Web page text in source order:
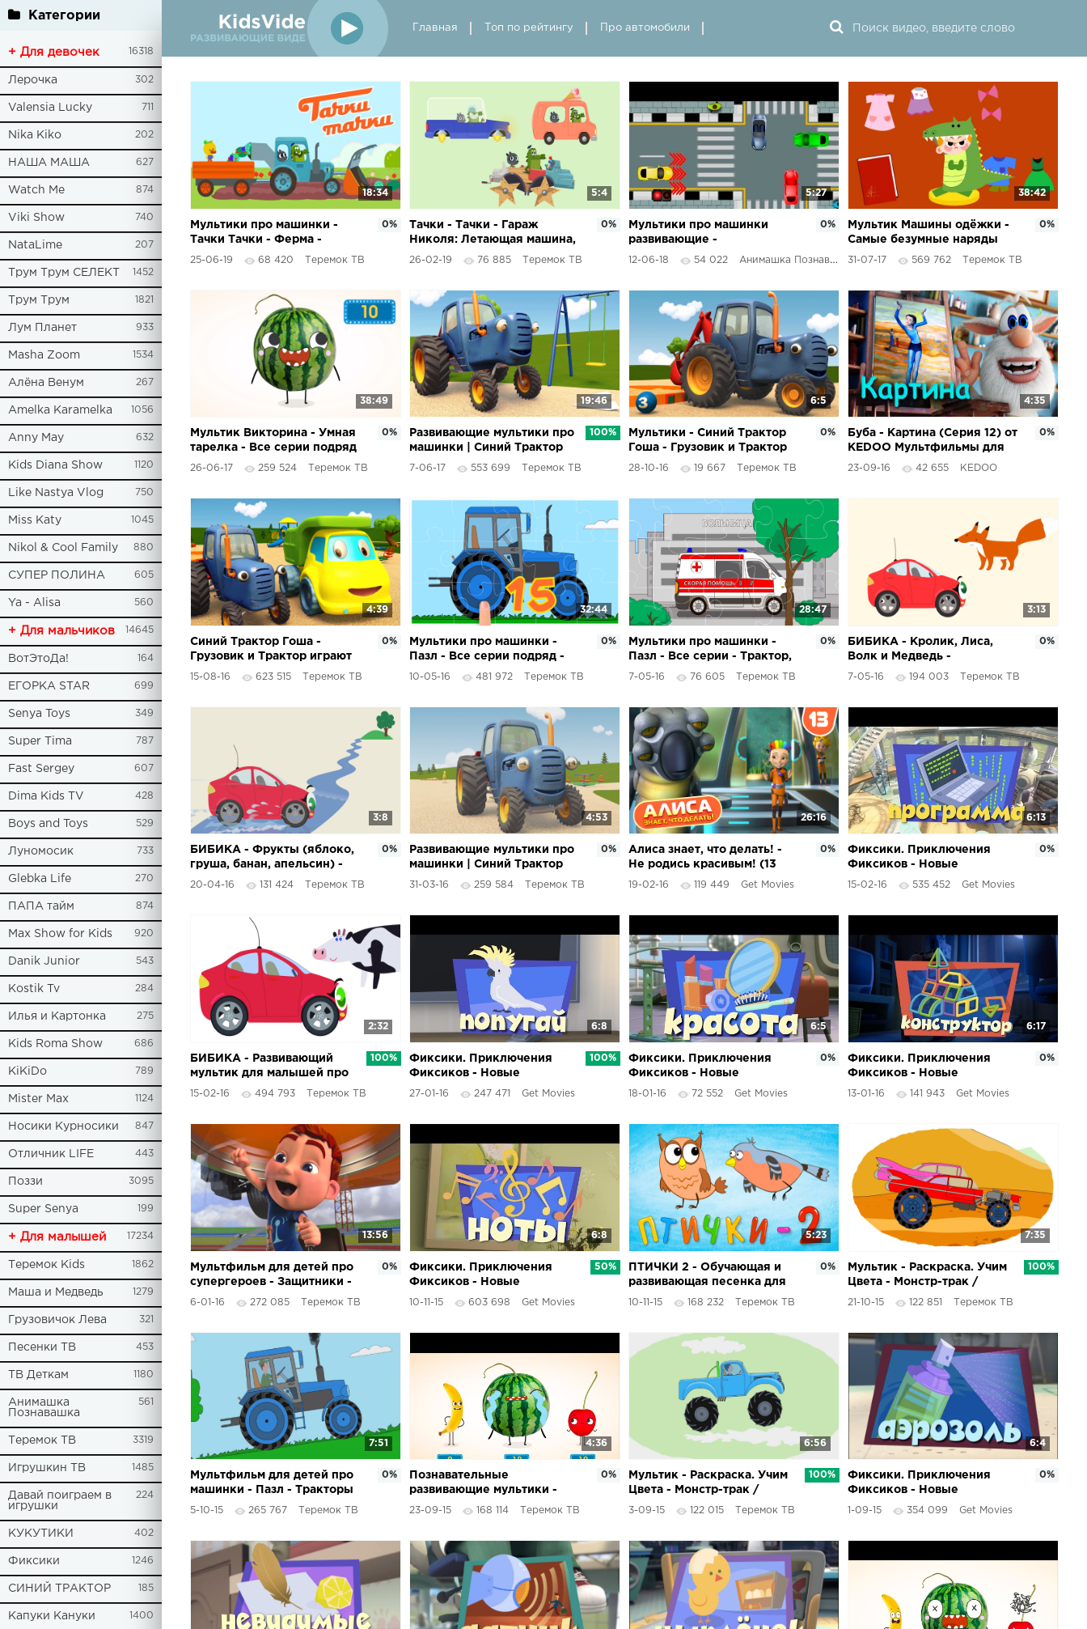
Категории
+ Для девочек 16318
Лерочка 302
Valensia Lucky 711
Nika Kiko 202
НАША МАША 627
Watch Me 874
Viki Show 740
NataLime 207
Трум Трум СЕЛЕКТ 1452
Трум Трум 1821
Лум Планет 933
Masha Zoom 1534
Алёна Венум 267
Amelka Karamelka 1056
Anny May 632
Kids Diana Show 1120
Like Nastya Vlog 750
Miss Katy 1045
Nikol & Cool Family 880
СУПЕР ПОЛИНА 605
Ya - Alisa 560
+ Для мальчиков 14645
ВотЭтоДа! 164
ЕГОРКА STAR 699
Senya Toys 349
Super Tima 787
Fast Sergey 607
Dima Kids TV 428
Boys and Toys 529
Луномосик 733
Glebka Life 270
ПАПА тайм 874
Max Show for Kids 920
Danik Junior 543
Kostik Tv 284
Илья и Картонка 275
Kids Roma Show 686
KiKiDo 789
Mister Max 1124
Носики Курносики 847
Отличник LIFE 443
Поззи 3095
Super Senya 199
+ Для малышей 17234
Теремок Kids 1862
Маша и Медведь 1279
Грузовичок Лева 321
Песенки ТВ 453
ТВ Деткам 1180
Анимашка
Познавашка
561
Теремок ТВ 3319
Игрушкин ТВ 1485
Давай поиграем в
игрушки
224
КУКУТИКИ 402
Фиксики 1246
СИНИЙ ТРАКТОР 185
Капуки Кануки 1400
Главная Топ по рейтингу Про автомобили
18:34
Мультики про машинки -
Тачки Тачки - Ферма -
Летняя серия!
25-06-19 68 420 Теремок ТВ
0%
5:4
Тачки - Тачки - Гараж
Николя: Летающая машина,
Фургон мороженщика,
26-02-19 76 885 Теремок ТВ
0%
5:27
Мультики про машинки
развивающие -
Пешеходный переход!
12-06-18 54 022 Анимашка Познавашка
0%
38:42
Мультик Машины одёжки -
Самые безумные наряды
Лизы! Сборник
31-07-17 569 762 Теремок ТВ
0%
38:49
Мультик Викторина - Умная
тарелка - Все серии подряд
- Развивающие, обучающие
26-06-17 259 524 Теремок ТВ
0%
19:46
Развивающие мультики про
машинки | Синий Трактор
Гоша - Все серии - Учимся
7-06-17 553 699 Теремок ТВ
100%
6:5
Мультики - Синий Трактор
Гоша - Грузовик и Трактор
играют с шариками и учатся
28-10-16 19 667 Теремок ТВ
0%
4:35
Буба - Картина (Серия 12) от
KEDOO Мультфильмы для
детей
23-09-16 42 655 KEDOO
0%
4:39
Синий Трактор Гоша -
Грузовик и Трактор играют
в прятки и собирают
15-08-16 623 515 Теремок ТВ
0%
32:44
Мультики про машинки -
Пазл - Все серии подряд -
Тракторы, Прицепы,
10-05-16 481 972 Теремок ТВ
0%
28:47
Мультики про машинки -
Пазл - Все серии - Трактор,
Пожарная машина,
7-05-16 76 605 Теремок ТВ
0%
3:13
БИБИКА - Кролик, Лиса,
Волк и Медведь -
Развивающий мультик для
7-05-16 194 003 Теремок ТВ
0%
3:8
БИБИКА - Фрукты (яблоко,
груша, банан, апельсин) -
Развивающий мультик для
20-04-16 131 424 Теремок ТВ
0%
4:53
Развивающие мультики про
машинки | Синий Трактор
Гоша | Лёгкое и тяжёлое,
31-03-16 259 584 Теремок ТВ
0%
26:16
Алиса знает, что делать! -
Не родись красивым! (13
серия)
19-02-16 119 449 Get Movies
0%
6:13
Фиксики. Приключения
Фиксиков - Новые
МультФильмы - Программа
15-02-16 535 452 Get Movies
0%
2:32
БИБИКА - Развивающий
мультик для малышей про
животных (Корова, лошадь,
15-02-16 494 793 Теремок ТВ
100%
6:8
Фиксики. Приключения
Фиксиков - Новые
МультФильмы - Попугай
27-01-16 247 471 Get Movies
100%
6:5
Фиксики. Приключения
Фиксиков - Новые
МультФильмы - Красота
18-01-16 72 552 Get Movies
0%
6:17
Фиксики. Приключения
Фиксиков - Новые
МультФильмы -
13-01-16 141 943 Get Movies
0%
13:56
Мультфильм для детей про
супергероев - Защитники -
Астероид - 1 серия
6-01-16 272 085 Теремок ТВ
0%
6:8
Фиксики. Приключения
Фиксиков - Новые
МультФильмы - Ноты
10-11-15 603 698 Get Movies
50%
5:23
ПТИЧКИ 2 - Обучающая и
развивающая песенка для
детей - Мультик для
10-11-15 168 232 Теремок ТВ
0%
7:35
Мультик - Раскраска. Учим
Цвета - Монстр-трак /
Monster truck -
21-10-15 122 851 Теремок ТВ
100%
7:51
Мультфильм для детей про
машинки - Пазл - Тракторы
- Часть 1
5-10-15 265 767 Теремок ТВ
0%
4:36
Познавательные
развивающие мультики -
Викторина для детей -
23-09-15 168 114 Теремок ТВ
0%
6:56
Мультик - Раскраска. Учим
Цвета - Монстр-трак /
Monster truck -
3-09-15 122 015 Теремок ТВ
100%
6:4
Фиксики. Приключения
Фиксиков - Новые
МультФильмы - Аэрозоль
1-09-15 354 099 Get Movies
0%